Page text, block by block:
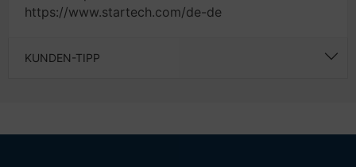
https://www.startech.com/de-de
KUNDEN-TIPP